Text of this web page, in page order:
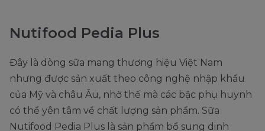
Nutifood Pedia Plus
Đây là dòng sữa mang thương hiệu Việt Nam
nhưng được sản xuất theo công nghệ nhập khẩu
của Mỹ và châu Âu, nhờ thế mà các bậc phụ huynh
có thể yên tâm về chất lượng sản phẩm. Sữa
Nutifood Pedia Plus là sản phẩm bổ sung dinh